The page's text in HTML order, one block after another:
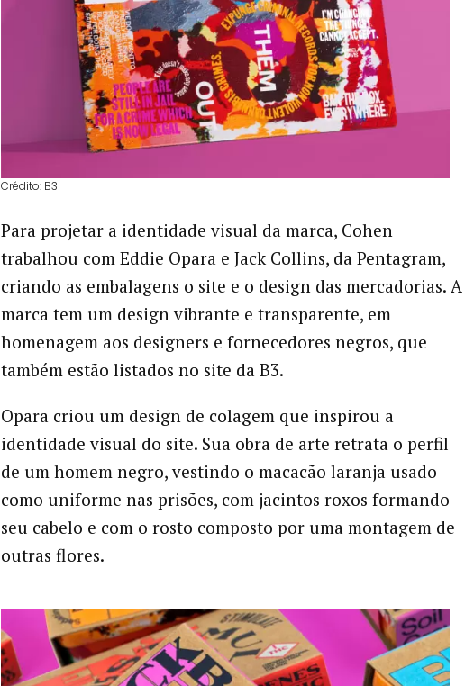
Crédito: B3
Para projetar a identidade visual da marca, Cohen
trabalhou com Eddie Opara e Jack Collins, da Pentagram,
criando as embalagens o site e o design das mercadorias. A
marca tem um design vibrante e transparente, em
homenagem aos designers e fornecedores negros, que
também estão listados no site da B3.
Opara criou um design de colagem que inspirou a
identidade visual do site. Sua obra de arte retrata o perfil
de um homem negro, vestindo o macacão laranja usado
como uniforme nas prisões, com jacintos roxos formando
seu cabelo e com o rosto composto por uma montagem de
outras flores.